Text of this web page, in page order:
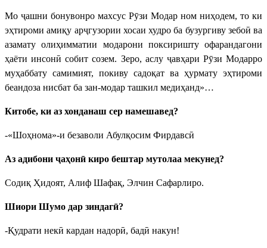
Мо ҷашни бонувонро махсус Рӯзи Модар ном ниҳодем, то ки
эҳтироми амиқу арҷгузории хосаи худро ба бузургиву зебоӣ ва
азамату олиҳимматии модарони поксиришту офарандагони
ҳаёти инсонӣ собит созем. Зеро, аслу ҷавҳари Рӯзи Модарро
муҳаббату самимият, покиву садоқат ва ҳурмату эҳтироми
беандоза нисбат ба зан-модар ташкил медиҳанд»…
Китобе, ки аз хонданаш сер намешавед?
-«Шоҳнома»-и безаволи Абулқосим Фирдавсӣ
Аз адибони ҷаҳонӣ киро бештар мутолаа мекунед?
Содиқ Ҳидоят, Алиф Шафақ, Элчин Сафарлиро.
Шиори Шумо дар зиндагӣ?
-Қудрати некӣ кардан надорӣ, бадӣ накун!